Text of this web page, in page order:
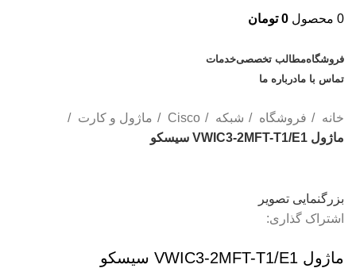
0 محصول 0 تومان
فروشگاهمطالب تخصصیخدمات
تماس با مادرباره ما
خانه فروشگاه شبکه Cisco
ماژول و کارت
ماژول VWIC3-2MFT-T1/E1 سیسکو
بزرگنمایی تصویر
اشتراک گذاری:
ماژول VWIC3-2MFT-T1/E1 سیسکو